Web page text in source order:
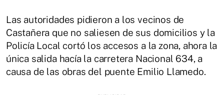
Las autoridades pidieron a los vecinos de
Castañera que no saliesen de sus domicilios y la
Policía Local cortó los accesos a la zona, ahora la
única salida hacía la carretera Nacional 634, a
causa de las obras del puente Emilio Llamedo.